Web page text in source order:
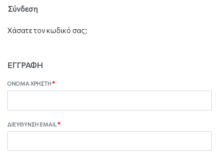
Σύνδεση
Χάσατε τον κωδικό σας;
ΕΓΓΡΑΦΉ
ΌΝΟΜΑ ΧΡΉΣΤΗ*
ΔΙΕΎΘΥΝΣΗ EMAIL *